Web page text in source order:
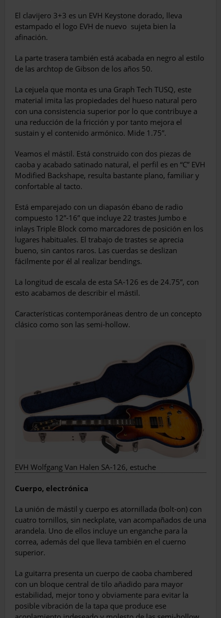
El clavijero 3+3 es un EVH Keystone dorado, lleva
estampado el logo EVH de nuevo sujeta bien la
afinación.
La parte trasera también está acabada en negro al estilo
de las archtop de Gibson de los años 50.
La cejuela que monta es una Graph Tech TUSQ, este
material imita las propiedades del hueso natural pero
con una consistencia superior por lo que contribuye a
una reducción de la fricción y por tanto mejora el
sustain y el contenido armónico. Mide 1.75”.
Veamos el mástil. Está construido con dos piezas de
caoba y acabado satinado natural, el perfil es en “C” EVH
Modified Backshape, resulta bastante plano, familiar y
confortable al tacto.
Está emparejado con un diapasón ébano de radio
compuesto 12”-16” que incluye 22 trastes Jumbo e
inlays Triple Block como marcadores de posición en los
lugares habituales. El trabajo de trastes se aprecia
bueno, sin cantos raros. Las cuerdas se deslizan
fácilmente por él al realizar bendings.
La longitud de escala de esta SA-126 es de 24.75”, con
esto acabamos de describir el mástil.
Características contemporáneas dentro de un concepto
clásico como son las semi-hollow.
EVH Wolfgang Van Halen SA-126, estuche
Cuerpo, electrónica
La unión de mástil y cuerpo es atornillada (bolt-on) con
cuatro tornillos, sin neckplate, van acompañados de una
arandela. Uno de ellos incluye un enganche para la
correa, además del que lleva también en el cuerno
superior.
La guitarra presenta un cuerpo de caoba chambered
con un bloque central de tilo añadido para mayor
estabilidad, mejor tono y obviamente para evitar la
posible vibración de la tapa que produce ese